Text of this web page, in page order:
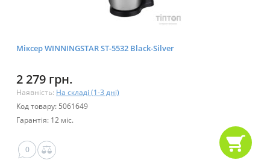
Міксер WINNINGSTAR ST-5532 Black-Silver
2 279 грн.
Наявність: На складі (1-3 дні)
Код товару: 5061649
Гарантія: 12 міс.
0